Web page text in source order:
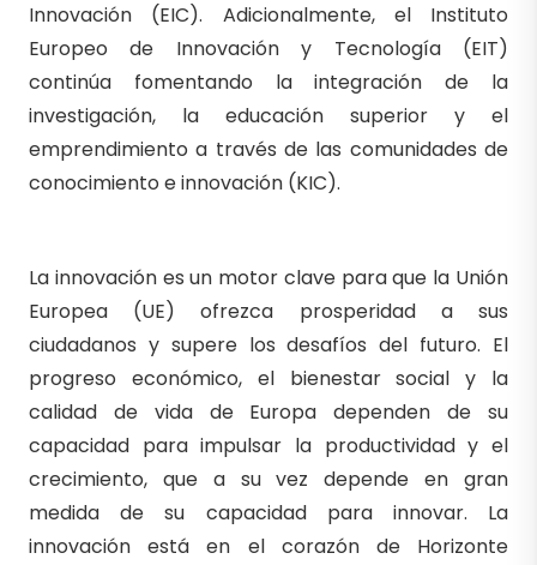
Innovación (EIC). Adicionalmente, el Instituto
Europeo de Innovación y Tecnología (EIT)
continúa fomentando la integración de la
investigación, la educación superior y el
emprendimiento a través de las comunidades de
conocimiento e innovación (KIC).
La innovación es un motor clave para que la Unión
Europea (UE) ofrezca prosperidad a sus
ciudadanos y supere los desafíos del futuro. El
progreso económico, el bienestar social y la
calidad de vida de Europa dependen de su
capacidad para impulsar la productividad y el
crecimiento, que a su vez depende en gran
medida de su capacidad para innovar. La
innovación está en el corazón de Horizonte